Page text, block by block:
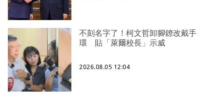
不刻名字了！柯文哲卸腳鐐改戴手
環 貼「萊爾校長」示威
2026.08.05 12:04